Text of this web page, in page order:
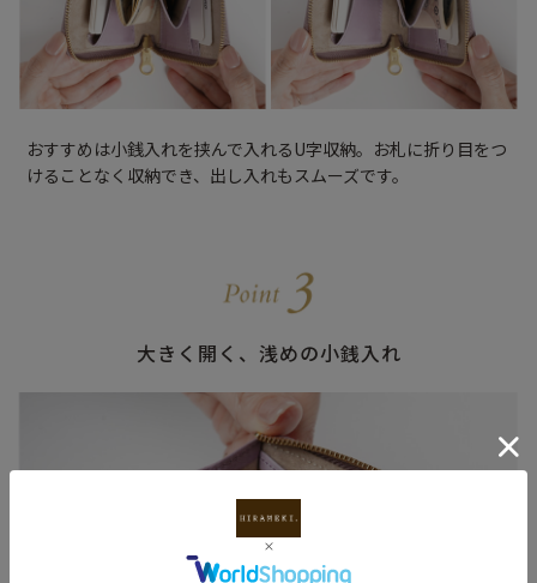
おすすめは小銭入れを挟んで入れるU字収納。お札に折り目をつ
けることなく収納でき、出し入れもスムーズです。
大きく開く、浅めの小銭入れ